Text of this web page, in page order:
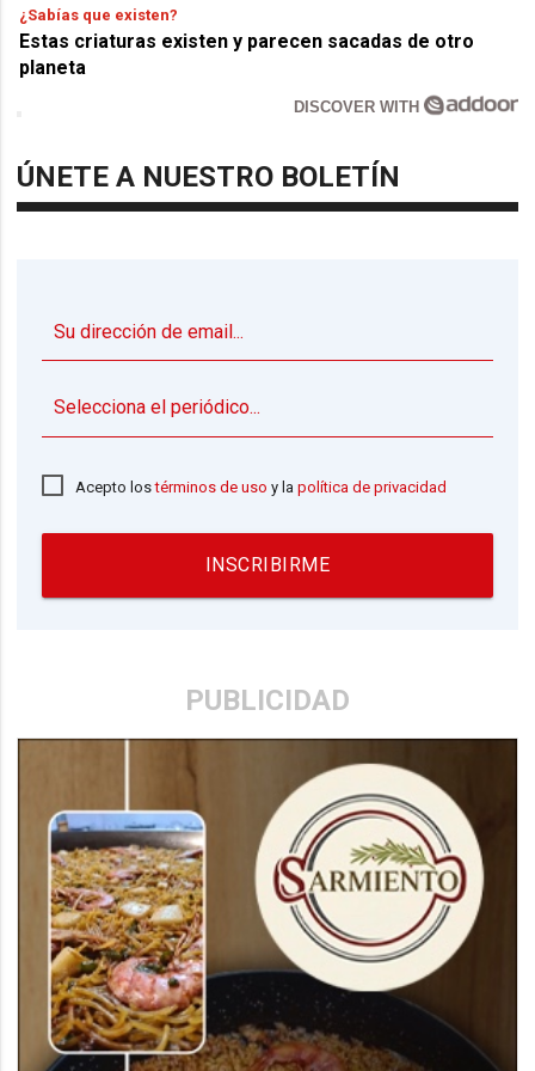
¿Sabías que existen?
Estas criaturas existen y parecen sacadas de otro
planeta
DISCOVER WITH
ÚNETE A NUESTRO BOLETÍN
Acepto lostérminos de uso y lapolítica de privacidad
INSCRIBIRME
PUBLICIDAD